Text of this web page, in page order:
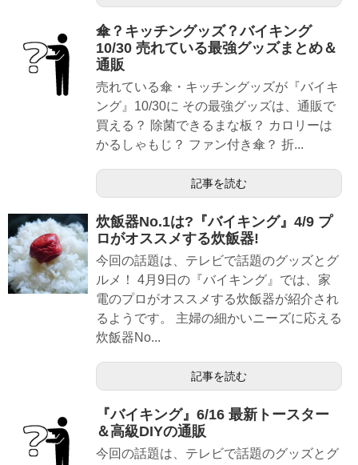
傘？キッチングッズ？バイキング
10/30 売れている最強グッズまとめ＆
通販
売れている傘・キッチングッズが『バイキ
ング』10/30に その最強グッズは、通販で
買える？ 除菌できるまな板？ カロリーは
かるしゃもじ？ ファン付き傘？ 折...
記事を読む
炊飯器No.1は?『バイキング』4/9 プ
ロがオススメする炊飯器!
今回の話題は、テレビで話題のグッズとグ
ルメ！ 4月9日の『バイキング』では、家
電のプロがオススメする炊飯器が紹介され
るようです。 主婦の細かいニーズに応える
炊飯器No...
記事を読む
『バイキング』6/16 最新トースター
＆高級DIYの通販
今回の話題は、テレビで話題のグッズとグ